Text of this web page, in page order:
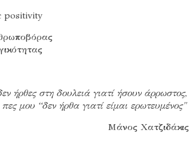
positivity
ήρθες στη δουλειά γιατί ήσουν άρρωστος,
πες μου “δεν ήρθα γιατί είμαι ερωτευμένος"
Μάνος Χατζιδάκις